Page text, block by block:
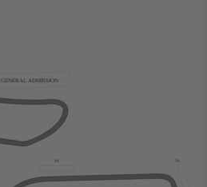
GENERAL ADMISSION
T8 T9